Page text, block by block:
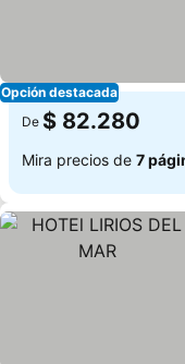
Opción destacada
De $ 82.280
Mira precios de 7